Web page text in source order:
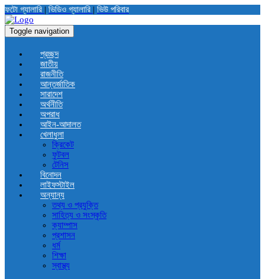
ফটো গ্যালারি | ভিডিও গ্যালারি | ভিউ পরিবার
Toggle navigation
প্রচ্ছদ
জাতীয়
রাজনীতি
আন্তর্জাতিক
সারাদেশ
অর্থনীতি
অপরাধ
আইন-আদালত
খেলাধুলা
ক্রিকেট
ফুটবল
টেনিস
বিনোদন
লাইফস্টাইল
অন্যান্য
তথ্য ও প্রযুক্তি
সাহিত্য ও সংস্কৃতি
ক্যাম্পাস
প্রশাসন
ধর্ম
শিক্ষা
স্বাস্থ্য